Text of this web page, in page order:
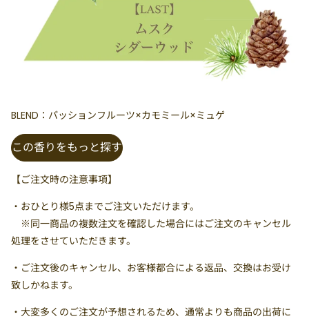
BLEND：パッションフルーツ×カモミール×ミュゲ
この香りをもっと探す
【ご注文時の注意事項】
・ おひとり様5点までご注文いただけます。
※同一商品の複数注文を確認した場合にはご注文のキャンセル
処理をさせていただきます。
・ご注文後のキャンセル、お客様都合による返品、交換はお受け
致しかねます。
・大変多くのご注文が予想されるため、通常よりも商品の出荷に